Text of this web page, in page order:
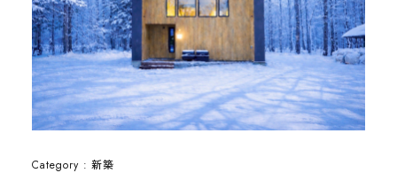
Category : 新築